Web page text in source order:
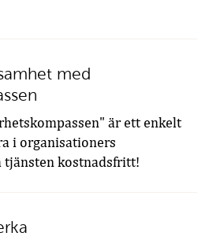
med
är ett enkelt
i organisationers
tjänsten kostnadsfritt!